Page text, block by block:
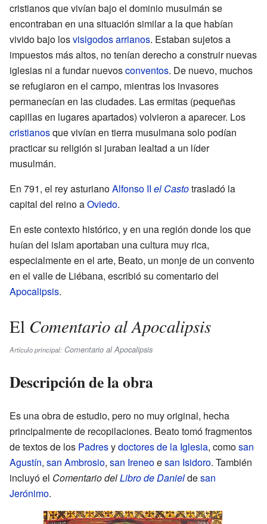
cristianos que vivían bajo el dominio musulmán se
encontraban en una situación similar a la que habían
vivido bajo losvisigodosarrianos. Estaban sujetos a
impuestos más altos, no tenían derecho a construir nuevas
iglesias ni a fundar nuevosconventos. De nuevo, muchos
se refugiaron en el campo, mientras los invasores
permanecían en las ciudades. Las ermitas (pequeñas
capillas en lugares apartados) volvieron a aparecer. Los
cristianosque vivían en tierra musulmana solo podían
practicar su religión si juraban lealtad a un líder
musulmán.
En 791, el rey asturianoAlfonso II el Castotrasladó la
capital del reino aOviedo.
En este contexto histórico, y en una región donde los que
huían del islam aportaban una cultura muy rica,
especialmente en el arte, Beato, un monje de un convento
en el valle de Liébana, escribió su comentario del
Apocalipsis.
El Comentario al Apocalipsis
Artículo principal: Comentario al Apocalipsis
Descripción de la obra
Es una obra de estudio, pero no muy original, hecha
principalmente de recopilaciones. Beato tomó fragmentos
de textos de los Padresydoctores de la Iglesia, comosan
Agustín, san Ambrosio, san Ireneoesan Isidoro. También
incluyó el Comentario delLibro de Danieldesan
Jerónimo.